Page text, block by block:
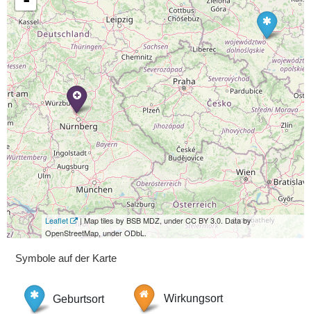
Leaflet
| Map tiles by BSB MDZ, under CC BY 3.0. Data by
OpenStreetMap, under ODbL.
Symbole auf der Karte
Geburtsort Wirkungsort